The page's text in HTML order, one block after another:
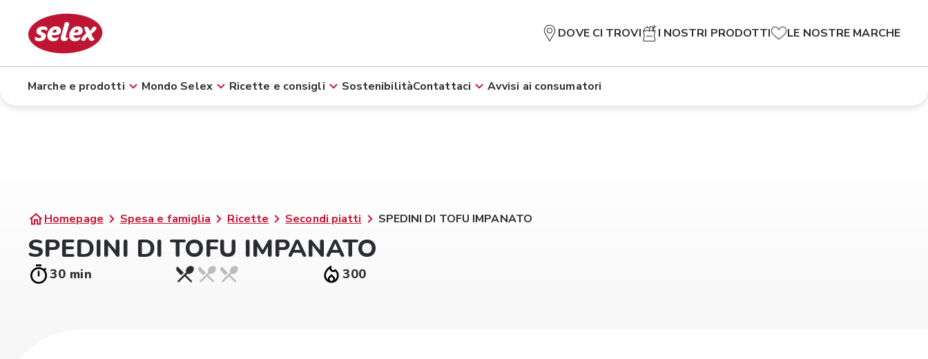
DOVE CI TROVI I NOSTRI PRODOTTI LE NOSTRE MARCHE
Marche e prodotti Mondo Selex Ricette e consigli SostenibilitàContattaci Avvisi ai consumatori
Homepage Spesa e famiglia Ricette Secondi piatti SPEDINI DI TOFU IMPANATO
SPEDINI DI TOFU IMPANATO
30 min 300